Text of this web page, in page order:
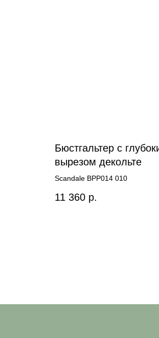
Бюстгальтер с
вырезом декольте
Scandale BPP014 010
11 360 р.